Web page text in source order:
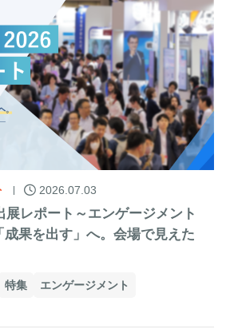
2026.07.03
展レポート～エンゲージメント
成果を出す」へ。会場で見えた
特集 エンゲージメント